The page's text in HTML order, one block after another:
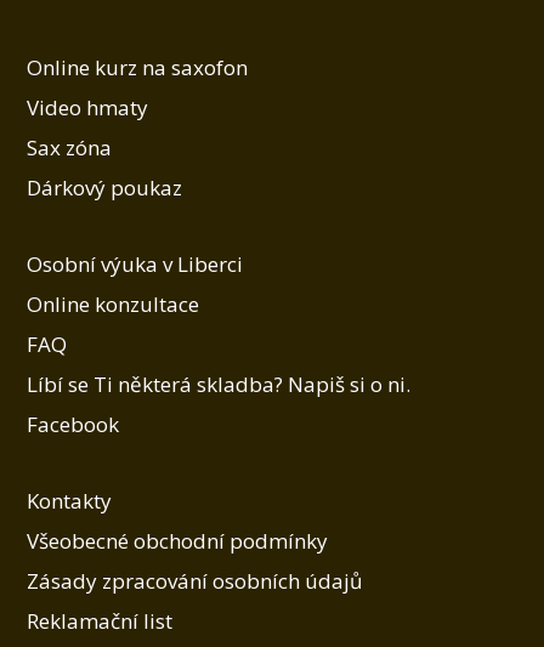
Online kurz na saxofon
Video hmaty
Sax zóna
Dárkový poukaz
Osobní výuka v Liberci
Online konzultace
FAQ
Líbí se Ti některá skladba? Napiš si o ni.
Facebook
Kontakty
Všeobecné obchodní podmínky
Zásady zpracování osobních údajů
Reklamační list